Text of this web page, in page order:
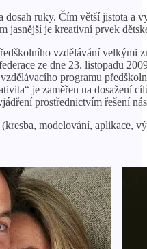
dosah ruky. Čím větší jistota a
jasnější je kreativní prvek
vzdělávání velkými
ze dne 23. listopadu
programu
je zaměřen na dosažení
prostřednictvím řešení
modelování, aplikace,